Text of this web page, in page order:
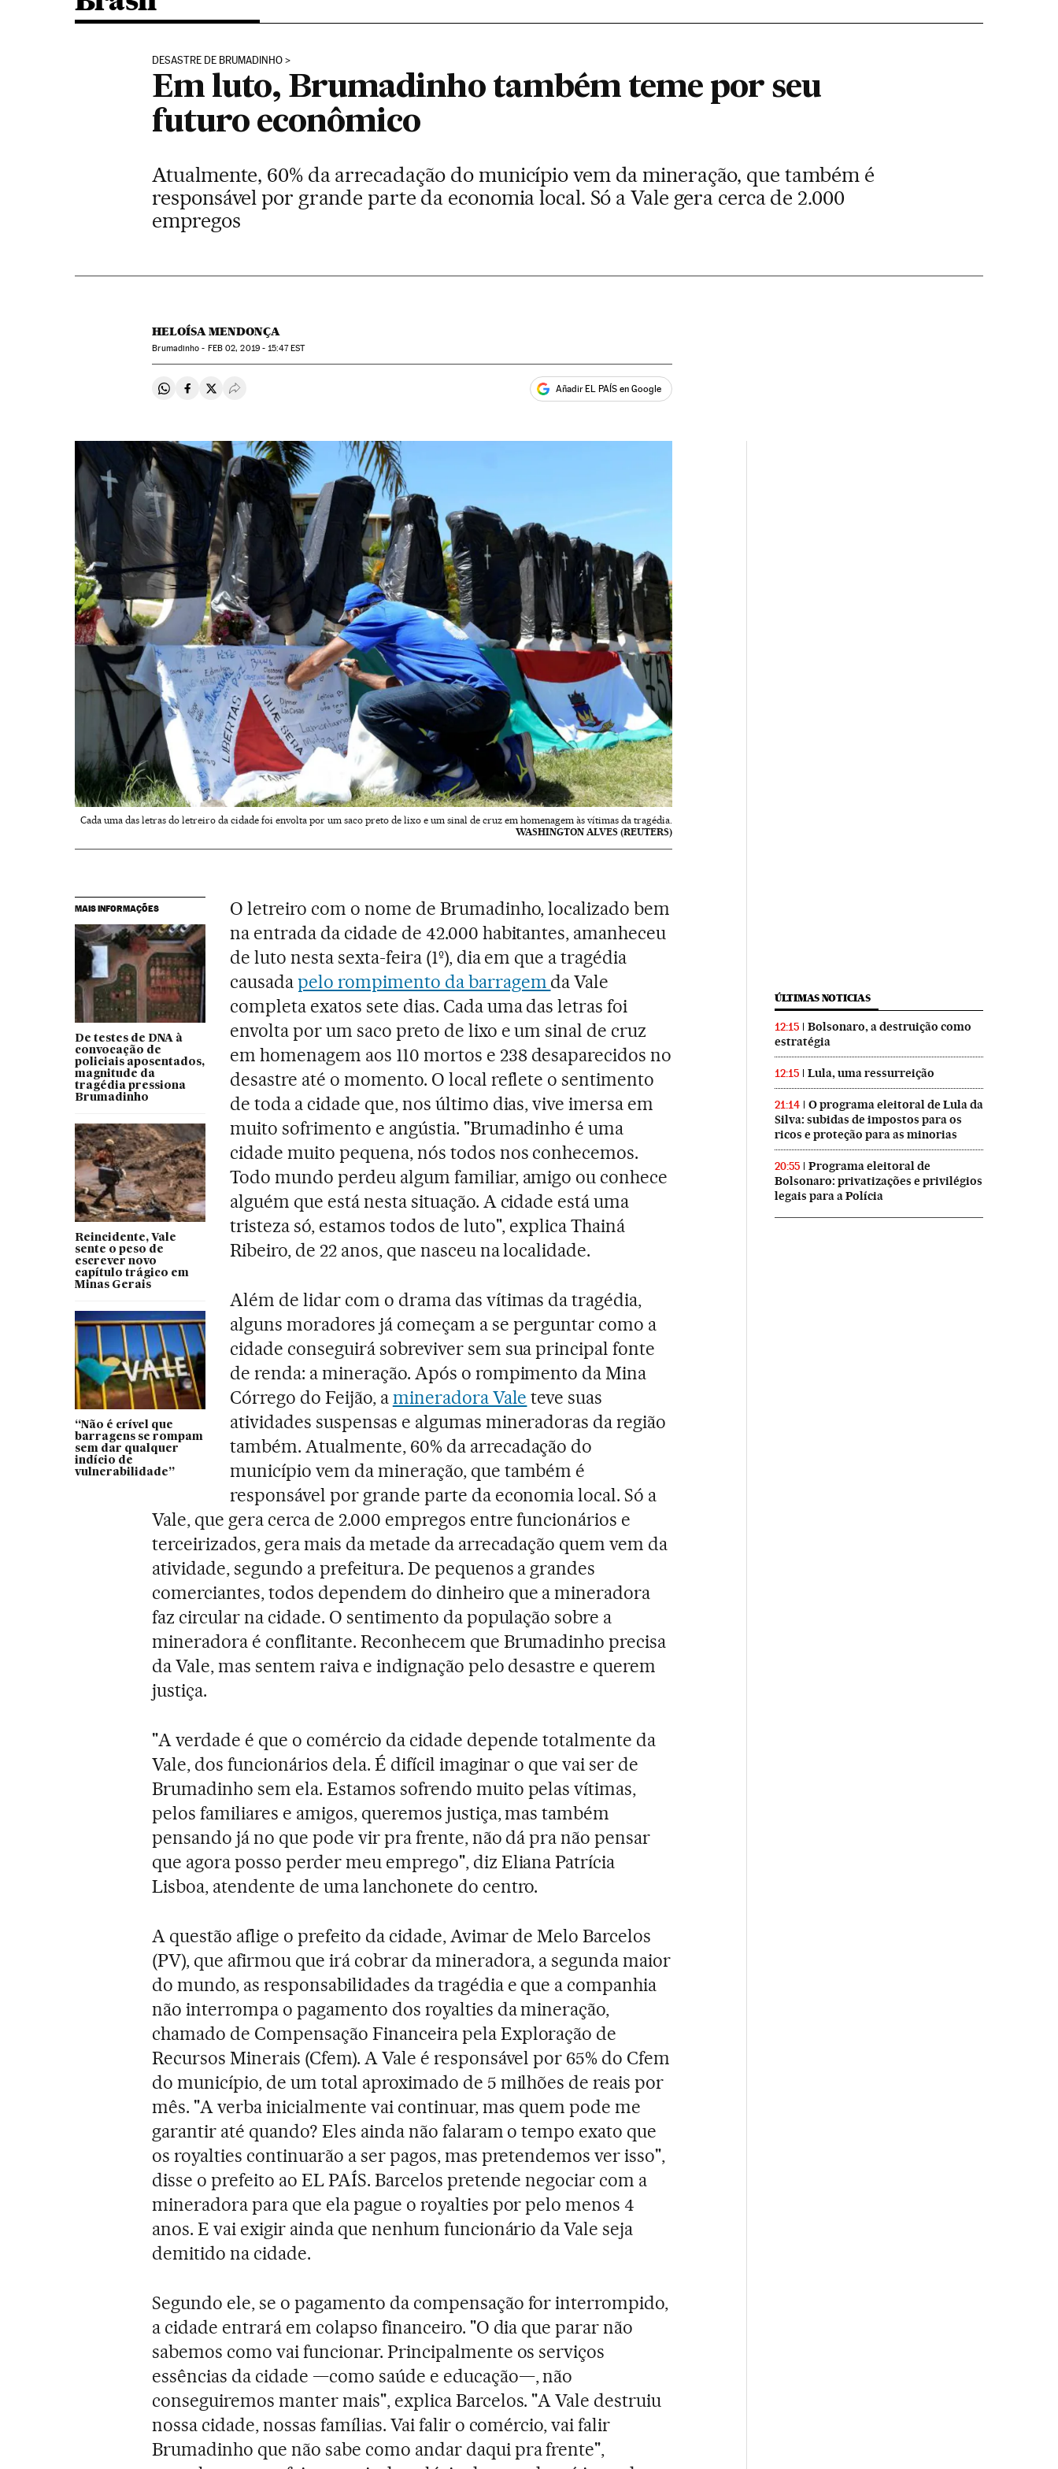
DESASTRE DE BRUMADINHO
Em luto, Brumadinho também teme por seu
futuro econômico
Atualmente, 60% da arrecadação do município vem da mineração, que também é
responsável por grande parte da economia local. Só a Vale gera cerca de 2.000
empregos
HELOÍSA MENDONÇA
Brumadinho - FEB02, 2019 - 15:47EST
Compartir en Whatsapp
Compartir en Facebook
Compartir en Twitter
Desplegar Redes Sociales Añadir EL PAÍS en Google
Cada uma das letras do letreiro da cidade foi envolta por um saco preto de lixo e um sinal de cruz em homenagem às vítimas da tragédia.
WASHINGTON ALVES (REUTERS)
MAIS INFORMAÇÕES
De testes de DNA à
convocação de
policiais aposentados,
magnitude da
tragédia pressiona
Brumadinho
Reincidente, Vale
sente o peso de
escrever novo
capítulo trágico em
Minas Gerais
“Não é crível que
barragens se rompam
sem dar qualquer
indício de
vulnerabilidade”
O letreiro com o nome de Brumadinho, localizado bem
na entrada da cidade de 42.000 habitantes, amanheceu
de luto nesta sexta-feira (1º), dia em que a tragédia
causadapelo rompimento da barragem da Vale
completa exatos sete dias. Cada uma das letras foi
envolta por um saco preto de lixo e um sinal de cruz
em homenagem aos 110 mortos e 238 desaparecidos no
desastre até o momento. O local reflete o sentimento
de toda a cidade que, nos último dias, vive imersa em
muito sofrimento e angústia. "Brumadinho é uma
cidade muito pequena, nós todos nos conhecemos.
Todo mundo perdeu algum familiar, amigo ou conhece
alguém que está nesta situação. A cidade está uma
tristeza só, estamos todos de luto", explica Thainá
Ribeiro, de 22 anos, que nasceu na localidade.
Além de lidar com o drama das vítimas da tragédia,
alguns moradores já começam a se perguntar como a
cidade conseguirá sobreviver sem sua principal fonte
de renda: a mineração. Após o rompimento da Mina
Córrego do Feijão, amineradora Vale teve suas
atividades suspensas e algumas mineradoras da região
também. Atualmente, 60% da arrecadação do
município vem da mineração, que também é
responsável por grande parte da economia local. Só a
Vale, que gera cerca de 2.000 empregos entre funcionários e
terceirizados, gera mais da metade da arrecadação quem vem da
atividade, segundo a prefeitura. De pequenos a grandes
comerciantes, todos dependem do dinheiro que a mineradora
faz circular na cidade. O sentimento da população sobre a
mineradora é conflitante. Reconhecem que Brumadinho precisa
da Vale, mas sentem raiva e indignação pelo desastre e querem
justiça.
"A verdade é que o comércio da cidade depende totalmente da
Vale, dos funcionários dela. É difícil imaginar o que vai ser de
Brumadinho sem ela. Estamos sofrendo muito pelas vítimas,
pelos familiares e amigos, queremos justiça, mas também
pensando já no que pode vir pra frente, não dá pra não pensar
que agora posso perder meu emprego", diz Eliana Patrícia
Lisboa, atendente de uma lanchonete do centro.
A questão aflige o prefeito da cidade, Avimar de Melo Barcelos
(PV), que afirmou que irá cobrar da mineradora, a segunda maior
do mundo, as responsabilidades da tragédia e que a companhia
não interrompa o pagamento dos royalties da mineração,
chamado de Compensação Financeira pela Exploração de
Recursos Minerais (Cfem). A Vale é responsável por 65% do Cfem
do município, de um total aproximado de 5 milhões de reais por
mês. "A verba inicialmente vai continuar, mas quem pode me
garantir até quando? Eles ainda não falaram o tempo exato que
os royalties continuarão a ser pagos, mas pretendemos ver isso",
disse o prefeito ao EL PAÍS. Barcelos pretende negociar com a
mineradora para que ela pague o royalties por pelo menos 4
anos. E vai exigir ainda que nenhum funcionário da Vale seja
demitido na cidade.
Segundo ele, se o pagamento da compensação for interrompido,
a cidade entrará em colapso financeiro. "O dia que parar não
sabemos como vai funcionar. Principalmente os serviços
essências da cidade —como saúde e educação—, não
conseguiremos manter mais", explica Barcelos. "A Vale destruiu
nossa cidade, nossas famílias. Vai falir o comércio, vai falir
Brumadinho que não sabe como andar daqui pra frente",
ÚLTIMAS NOTICIAS
12:15
Bolsonaro, a destruição como
estratégia
12:15 Lula, uma ressurreição
21:14
O programa eleitoral de Lula da
Silva: subidas de impostos para os
ricos e proteção para as minorias
20:55
Programa eleitoral de
Bolsonaro: privatizações e privilégios
legais para a Polícia